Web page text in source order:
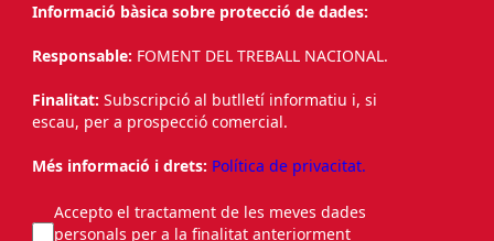
Informació bàsica sobre protecció de dades:
Responsable: FOMENT DEL TREBALL NACIONAL.
Finalitat: Subscripció al butlletí informatiu i, si
escau, per a prospecció comercial.
Més informació i drets: Política de privacitat.
Accepto el tractament de les meves dades
personals per a la finalitat anteriorment